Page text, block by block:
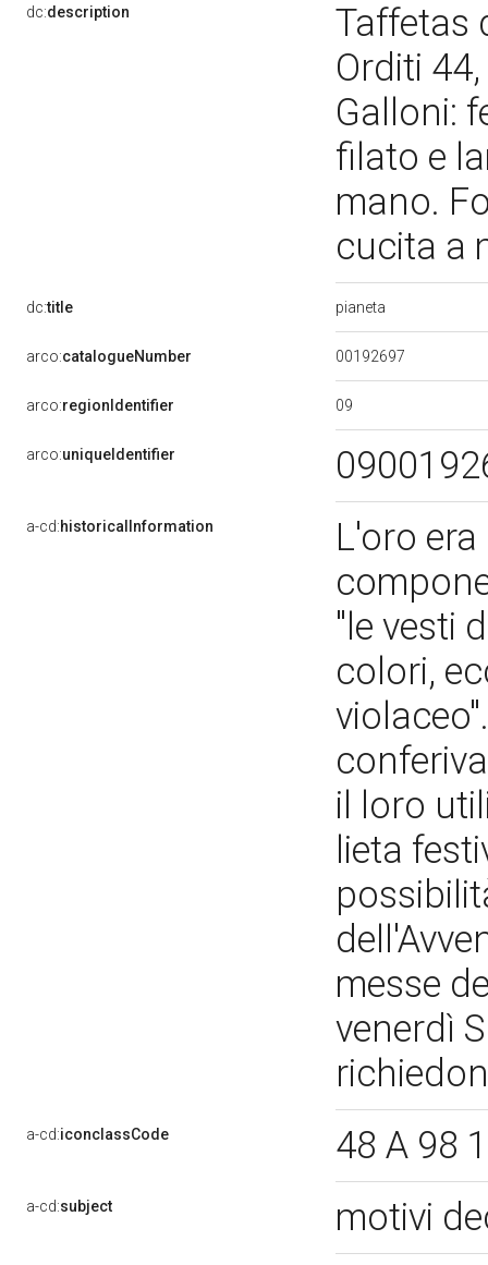
dc:description
Taffetas
Orditi
Galloni:
filato e
mano.
cucita a
dc:title pianeta
arco:catalogueNumber 00192697
arco:regionIdentifier 09
arco:uniqueIdentifier
a-cd:historicalInformation
L'oro
"le vesti
colori,
il loro
lieta
messe
venerdì
a-cd:iconclassCode 48 A 98
a-cd:subject motivi